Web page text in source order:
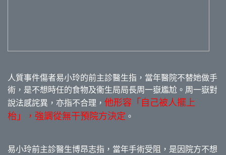
人質事件傷者易小玲的前主診醫生指，當年醫院不替她做手
術，是不想時任的食物及衞生局局長周一嶽尷尬。周一嶽對
說法感詫異，亦指不合理， 他形容「自己被人擺上
枱」，強調從無干預院方決定 。
易小玲前主診醫生博昂志指，當年手術受阻，是因院方不想